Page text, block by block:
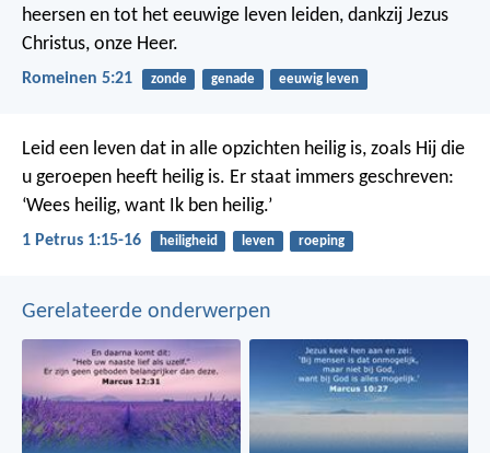
heersen en tot het eeuwige leven leiden, dankzij Jezus
Christus, onze Heer.
Romeinen 5:21 zonde genade eeuwig leven
Leid een leven dat in alle opzichten heilig is, zoals Hij die
u geroepen heeft heilig is. Er staat immers geschreven:
‘Wees heilig, want Ik ben heilig.’
1 Petrus 1:15-16 heiligheid leven roeping
Gerelateerde onderwerpen